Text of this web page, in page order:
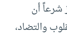
شرعاً أن
والتضاد،